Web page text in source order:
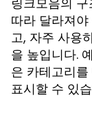
따라 달라져
고, 자주 사용
을 높입니다.
은 카테고리
표시할 수 있